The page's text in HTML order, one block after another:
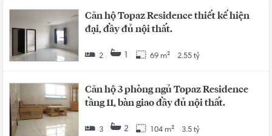
Căn hộ Topaz Residence thiết kế hiện
đại, đầy đủ nội thất.
2 1 69 m² 2.55 tỷ
Căn hộ 3 phòng ngủ Topaz Residence
tầng 11, bàn giao đầy đủ nội thất.
3 2 104 m² 3.5 tỷ